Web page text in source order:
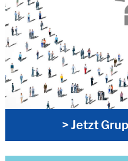
> Jetzt